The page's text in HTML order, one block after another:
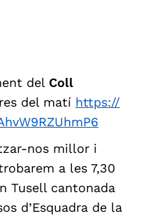
del Coll
del matí https://
nos millor i
a les 7,30
Tusell cantonada
d’Esquadra de la